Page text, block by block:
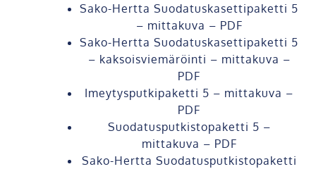
Sako-Hertta Suodatuskasettipaketti 5
– mittakuva – PDF
Sako-Hertta Suodatuskasettipaketti 5
– kaksoisviemäröinti – mittakuva –
PDF
Imeytysputkipaketti 5 – mittakuva –
PDF
Suodatusputkistopaketti 5 –
mittakuva – PDF
Sako-Hertta Suodatusputkistopaketti